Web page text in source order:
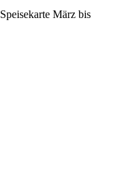
Speisekarte März bis